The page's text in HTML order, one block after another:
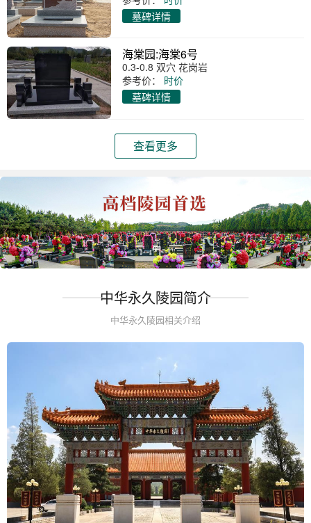
墓碑详情
海棠园:海棠6号
0.3-0.8 双穴 花岗岩
参考价：
时价
墓碑详情
查看更多
中华永久陵园简介
中华永久陵园相关介绍